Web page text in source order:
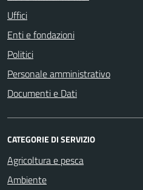
Uffici
Enti e fondazioni
Politici
Personale amministrativo
Documenti e Dati
CATEGORIE DI SERVIZIO
Agricoltura e pesca
Ambiente